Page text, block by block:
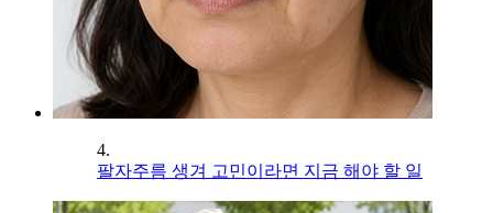
4.
팔자주름 생겨 고민이라면 지금 해야 할 일